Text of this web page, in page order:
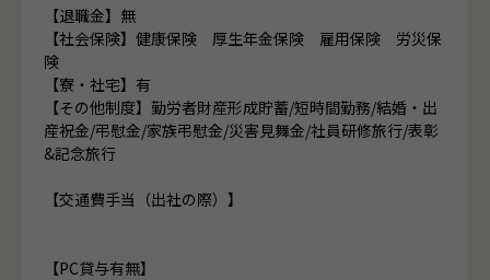
【退職金】無
【社会保険】健康保険 厚生年金保険 雇用保険 労災保
険
【寮・社宅】有
【その他制度】勤労者財産形成貯蓄/短時間勤務/結婚・出
産祝金/弔慰金/家族弔慰金/災害見舞金/社員研修旅行/表彰
&記念旅行
【交通費手当（出社の際）】
【PC貸与有無】